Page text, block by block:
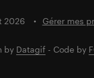
2026 Gérer mes
by Datagif - Code by